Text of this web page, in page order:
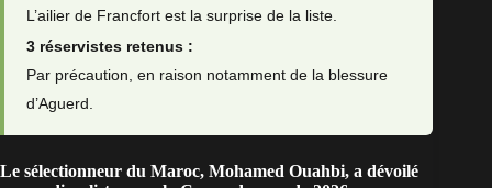
L’ailier de Francfort est la surprise de la liste.
3 réservistes retenus :
Par précaution, en raison notamment de la blessure
d’Aguerd.
Le sélectionneur du Maroc, Mohamed Ouahbi, a dévoilé